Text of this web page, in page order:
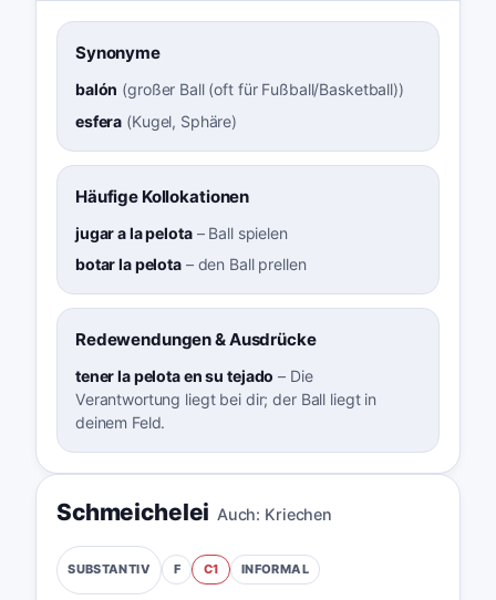
Synonyme
balón (großer Ball (oft für Fußball/Basketball))
esfera (Kugel, Sphäre)
Häufige Kollokationen
jugar a la pelota– Ball spielen
botar la pelota – den Ball prellen
Redewendungen & Ausdrücke
tener la pelota en su tejado – Die
Verantwortung liegt bei dir; der Ball liegt in
deinem Feld.
Schmeichelei Auch: Kriechen
SUBSTANTIV F C1 INFORMAL